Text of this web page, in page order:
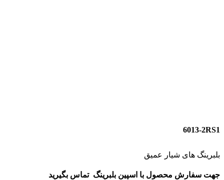
6013-2RS1
بلبرینگ های شیار عمیق
جهت سفارش محصول با اسپین بلبرینگ تماس بگیرید